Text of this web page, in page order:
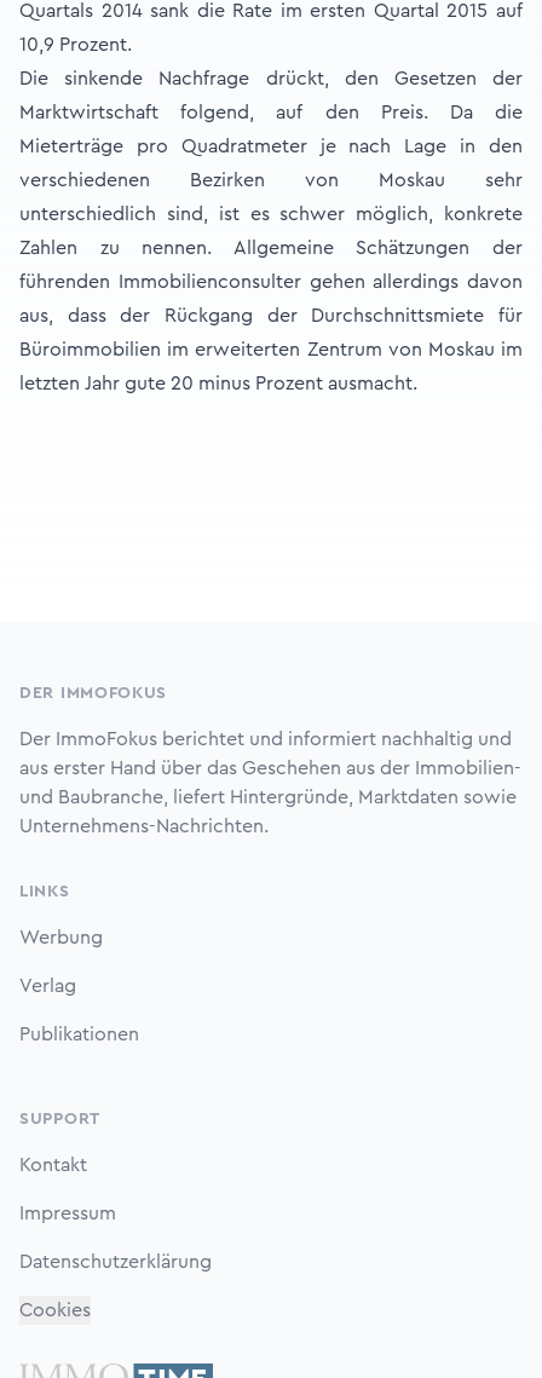
Quartals 2014 sank die Rate im ersten Quartal 2015 auf
10,9 Prozent.
Die sinkende Nachfrage drückt, den Gesetzen der
Marktwirtschaft folgend, auf den Preis. Da die
Mieterträge pro Quadratmeter je nach Lage in den
verschiedenen Bezirken von Moskau sehr
unterschiedlich sind, ist es schwer möglich, konkrete
Zahlen zu nennen. Allgemeine Schätzungen der
führenden Immobilienconsulter gehen allerdings davon
aus, dass der Rückgang der Durchschnittsmiete für
Büroimmobilien im erweiterten Zentrum von Moskau im
letzten Jahr gute 20 minus Prozent ausmacht.
DER IMMOFOKUS
Der ImmoFokus berichtet und informiert nachhaltig und
aus erster Hand über das Geschehen aus der Immobilien-
und Baubranche, liefert Hintergründe, Marktdaten sowie
Unternehmens-Nachrichten.
LINKS
Werbung
Verlag
Publikationen
SUPPORT
Kontakt
Impressum
Datenschutzerklärung
Cookies